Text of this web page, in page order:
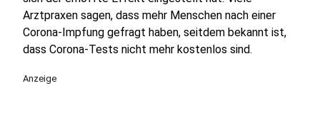
Arztpraxen sagen, dass mehr Menschen nach einer
Corona-Impfung gefragt haben, seitdem bekannt ist,
dass Corona-Tests nicht mehr kostenlos sind.
Anzeige